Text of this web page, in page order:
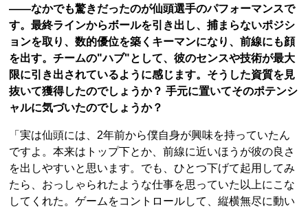
――なかでも驚きだったのが仙頭選手のパフォーマンスで
す。最終ラインからボールを引き出し、捕まらないポジシ
ョンを取り、数的優位を築くキーマンになり、前線にも顔
を出す。チームの"ハブ"として、彼のセンスや技術が最大
限に引き出されているように感じます。そうした資質を見
抜いて獲得したのでしょうか？ 手元に置いてそのポテンシ
ャルに気づいたのでしょうか？
「実は仙頭には、2年前から僕自身が興味を持っていたん
ですよ。本来はトップ下とか、前線に近いほうが彼の良さ
を出しやすいと思います。でも、ひとつ下げて起用してみ
たら、おっしゃられたような仕事を思っていた以上にこな
してくれた。ゲームをコントロールして、縦横無尽に動い